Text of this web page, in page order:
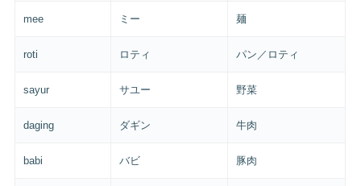
mee ミー 麺
roti ロティ パン／ロティ
sayur サユー 野菜
daging ダギン 牛肉
babi バビ 豚肉